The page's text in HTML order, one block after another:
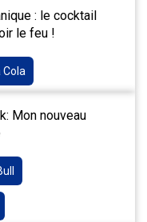
: le cocktail
le feu !
Cola
Mon nouveau